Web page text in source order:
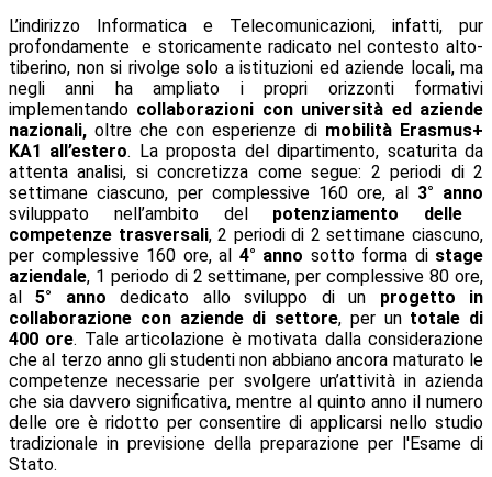
L’indirizzo Informatica e Telecomunicazioni, infatti, pur
profondamente e storicamente radicato nel contesto alto-
tiberino, non si rivolge solo a istituzioni ed aziende locali, ma
negli anni ha ampliato i propri orizzonti formativi
implementando collaborazioni con università ed aziende
nazionali, oltre che con esperienze di mobilità Erasmus+
KA1 all’estero. La proposta del dipartimento, scaturita da
attenta analisi, si concretizza come segue: 2 periodi di 2
settimane ciascuno, per complessive 160 ore, al3° anno
sviluppato nell’ambito del potenziamento delle
competenze trasversali, 2 periodi di 2 settimane ciascuno,
per complessive 160 ore, al 4° anno sotto forma di stage
aziendale, 1 periodo di 2 settimane, per complessive 80 ore,
al5° anno dedicato allo sviluppo di un progetto in
collaborazione con aziende di settore, per un totale di
400 ore. Tale articolazione è motivata dalla considerazione
che al terzo anno gli studenti non abbiano ancora maturato le
competenze necessarie per svolgere un’attività in azienda
che sia davvero significativa, mentre al quinto anno il numero
delle ore è ridotto per consentire di applicarsi nello studio
tradizionale in previsione della preparazione per l'Esame di
Stato.